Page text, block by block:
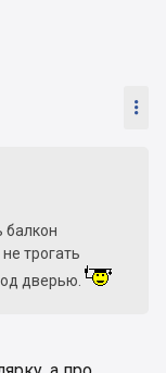

балкон
трогать
дверью.